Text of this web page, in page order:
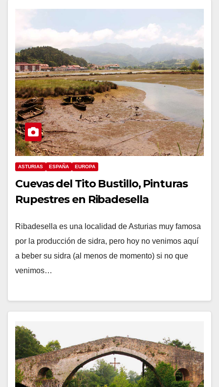
ASTURIAS ESPAÑA EUROPA
Cuevas del Tito Bustillo, Pinturas
Rupestres en Ribadesella
Ribadesella es una localidad de Asturias muy famosa
por la producción de sidra, pero hoy no venimos aquí
a beber su sidra (al menos de momento) si no que
venimos…